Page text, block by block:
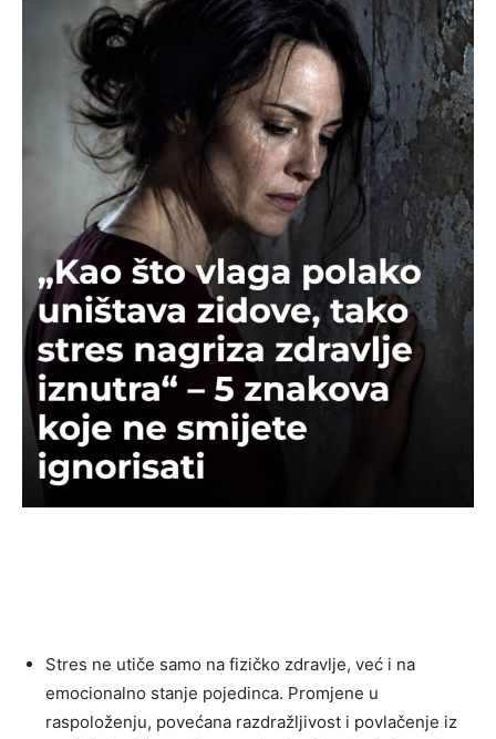
Stres ne utiče samo na fizičko zdravlje, već i na
emocionalno stanje pojedinca. Promjene u
raspoloženju, povećana razdražljivost i povlačenje iz